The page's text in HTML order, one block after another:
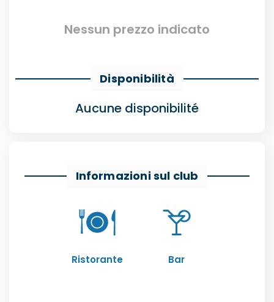
Nessun prezzo indicato
Disponibilità
Aucune disponibilité
Informazioni sul club
Ristorante Bar